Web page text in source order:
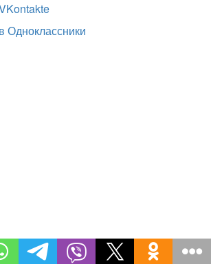
Одноклассники